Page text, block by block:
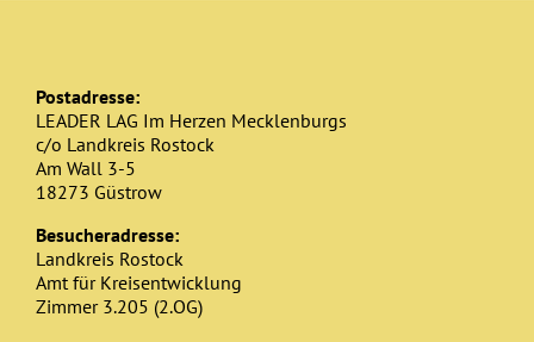
Postadresse:
LEADER LAG Im Herzen Mecklenburgs
c/o Landkreis Rostock
Am Wall 3-5
18273 Güstrow
Besucheradresse:
Landkreis Rostock
Amt für Kreisentwicklung
Zimmer 3.205 (2.OG)